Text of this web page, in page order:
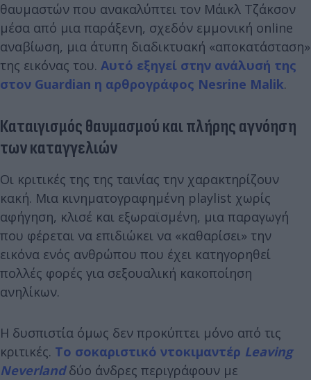
θαυμαστών που ανακαλύπτει τον Μάικλ Τζάκσον
μέσα από μια παράξενη, σχεδόν εμμονική online
αναβίωση, μια άτυπη διαδικτυακή «αποκατάσταση»
της εικόνας του. Αυτό εξηγεί στην ανάλυσή της
στον Guardian η αρθρογράφος Nesrine Malik.
Καταιγισμός θαυμασμού και πλήρης αγνόηση
των καταγγελιών
Οι κριτικές της της ταινίας την χαρακτηρίζουν
κακή. Μια κινηματογραφημένη playlist χωρίς
αφήγηση, κλισέ και εξωραϊσμένη, μια παραγωγή
που φέρεται να επιδιώκει να «καθαρίσει» την
εικόνα ενός ανθρώπου που έχει κατηγορηθεί
πολλές φορές για σεξουαλική κακοποίηση
ανηλίκων.
Η δυσπιστία όμως δεν προκύπτει μόνο από τις
κριτικές. Το σοκαριστικό ντοκιμαντέρ Leaving
Neverlandδύο άνδρες περιγράφουν με